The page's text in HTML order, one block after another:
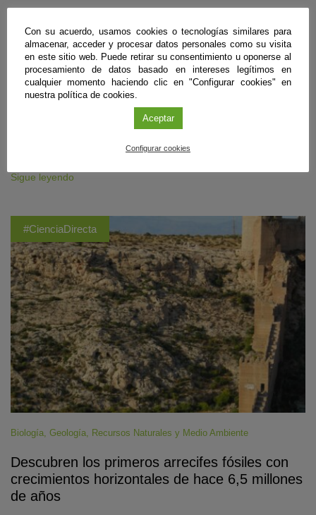
aficionados a la astronomía apuntarán al cielo. El primero de los tres
eclipses que se sucederán en 2026, 2027 y 2028 se iniciará a las
19:39, y llegará a su fase máxima hacia las 20:30, para finalizar entre
las 21:15 y 21:25, dependiendo de la zona dónde se observe. En
Andalucía se observará de forma parcial, y aunque el Sol no esté
totalmente oculto, los expertos recomiendan protección ocular con
gafas homologadas, evitar trucos caseros y poco efectivos como gafas
de sol convencionales, radiografías, CD o cristales ahumados, ir
debidamente equipados con agua y ropa de abrigo, así como escoger
lugares abiertos y seguros, siempre mirando al horizonte occidental
Sigue leyendo
#CienciaDirecta
Biología Geología Recursos Naturales y Medio Ambiente
Descubren los primeros arrecifes fósiles con
crecimientos horizontales de hace 6,5 millones
de años
Con su acuerdo, usamos cookies o tecnologías similares para
almacenar, acceder y procesar datos personales como su visita
en este sitio web. Puede retirar su consentimiento u oponerse al
procesamiento de datos basado en intereses legítimos en
cualquier momento haciendo clic en "Configurar cookies" en
nuestra política de cookies.
Aceptar
Configurar cookies